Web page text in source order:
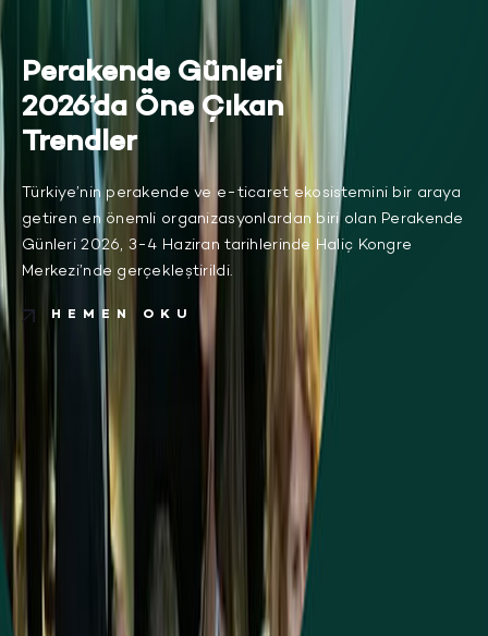
Perakende Günleri
2026’da Öne Çıkan
Trendler
Türkiye’nin perakende ve e-ticaret ekosistemini bir araya
getiren en önemli organizasyonlardan biri olan Perakende
Günleri 2026, 3-4 Haziran tarihlerinde Haliç Kongre
Merkezi’nde gerçekleştirildi.
HEMEN OKU